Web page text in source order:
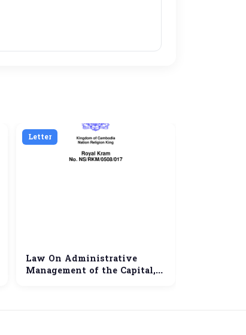
Letter
Law On Administrative
Management of the Capital,